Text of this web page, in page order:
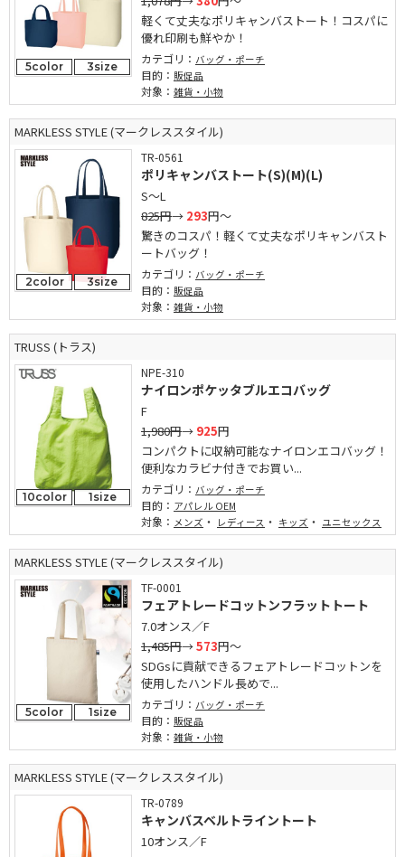
5color 3size
軽くて丈夫なポリキャンバストート！コスパに
優れ印刷も鮮やか！
カテゴリ： バッグ・ポーチ
目的： 販促品
対象： 雑貨・小物
MARKLESS STYLE (マークレススタイル)
2color 3size
TR-0561
ポリキャンバストート(S)(M)(L)
S～L
825円→ 293円～
驚きのコスパ！軽くて丈夫なポリキャンバスト
ートバッグ！
カテゴリ： バッグ・ポーチ
目的： 販促品
対象： 雑貨・小物
TRUSS (トラス)
10color 1size
NPE-310
ナイロンポケッタブルエコバッグ
F
1,980円→ 925円
コンパクトに収納可能なナイロンエコバッグ！
便利なカラビナ付きでお買い...
カテゴリ： バッグ・ポーチ
目的： アパレル OEM
対象： メンズ ・ レディース ・ キッズ ・ ユニセックス
MARKLESS STYLE (マークレススタイル)
5color 1size
TF-0001
フェアトレードコットンフラットトート
7.0オンス／F
1,485円→573円～
SDGsに貢献できるフェアトレードコットンを
使用したハンドル長めで...
カテゴリ： バッグ・ポーチ
目的： 販促品
対象： 雑貨・小物
MARKLESS STYLE (マークレススタイル)
TR-0789
キャンバスベルトライントート
10オンス／F